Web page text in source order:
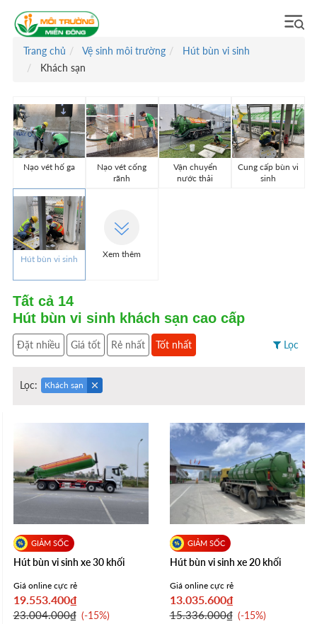
Trang chủ Vệ sinh môi trường
Hút bùn vi sinh
Khách sạn
Nạo vét hố ga
Nạo vét cống
rãnh
Vận chuyển
nước thải
Cung cấp bùn vi
sinh
Hút bùn vi sinh Xem thêm
Tất cả 14
Hút bùn vi sinh khách sạn cao cấp
Đặt nhiều Giá tốt Rẻ nhất Tốt nhất Lọc
Lọc: Khách sạn
Hút bùn vi sinh xe 30 khối
Giá online cực rẻ
19.553.400₫
23.004.000₫ -15%
Hút bùn vi sinh xe 20 khối
Giá online cực rẻ
13.035.600₫
15.336.000₫ -15%